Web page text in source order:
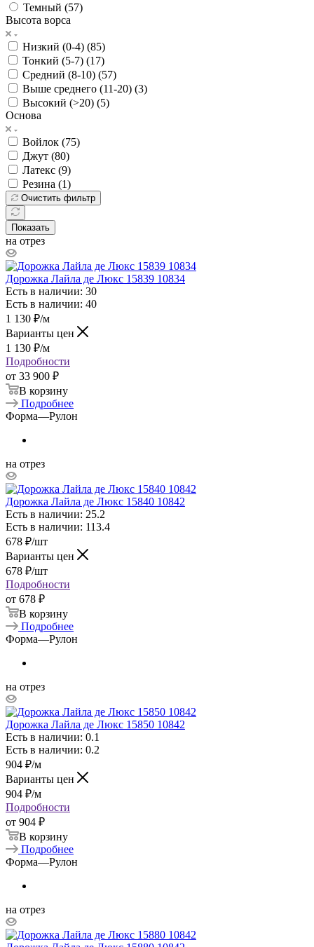
Темный (57)
Высота ворса
Низкий (0-4) (85)
Тонкий (5-7) (17)
Средний (8-10) (57)
Выше среднего (11-20) (3)
Высокий (>20) (5)
Основа
Войлок (75)
Джут (80)
Латекс (9)
Резина (1)
Очистить фильтр
Показать
на отрез
Дорожка Лайла де Люкс 15839 10834
Есть в наличии: 30
Есть в наличии: 40
1 130 ₽/м
Варианты цен
1 130 ₽/м
Подробности
от 33 900 ₽
В корзину
Подробнее
Форма—Рулон
на отрез
Дорожка Лайла де Люкс 15840 10842
Есть в наличии: 25.2
Есть в наличии: 113.4
678 ₽/шт
Варианты цен
678 ₽/шт
Подробности
от 678 ₽
В корзину
Подробнее
Форма—Рулон
на отрез
Дорожка Лайла де Люкс 15850 10842
Есть в наличии: 0.1
Есть в наличии: 0.2
904 ₽/м
Варианты цен
904 ₽/м
Подробности
от 904 ₽
В корзину
Подробнее
Форма—Рулон
на отрез